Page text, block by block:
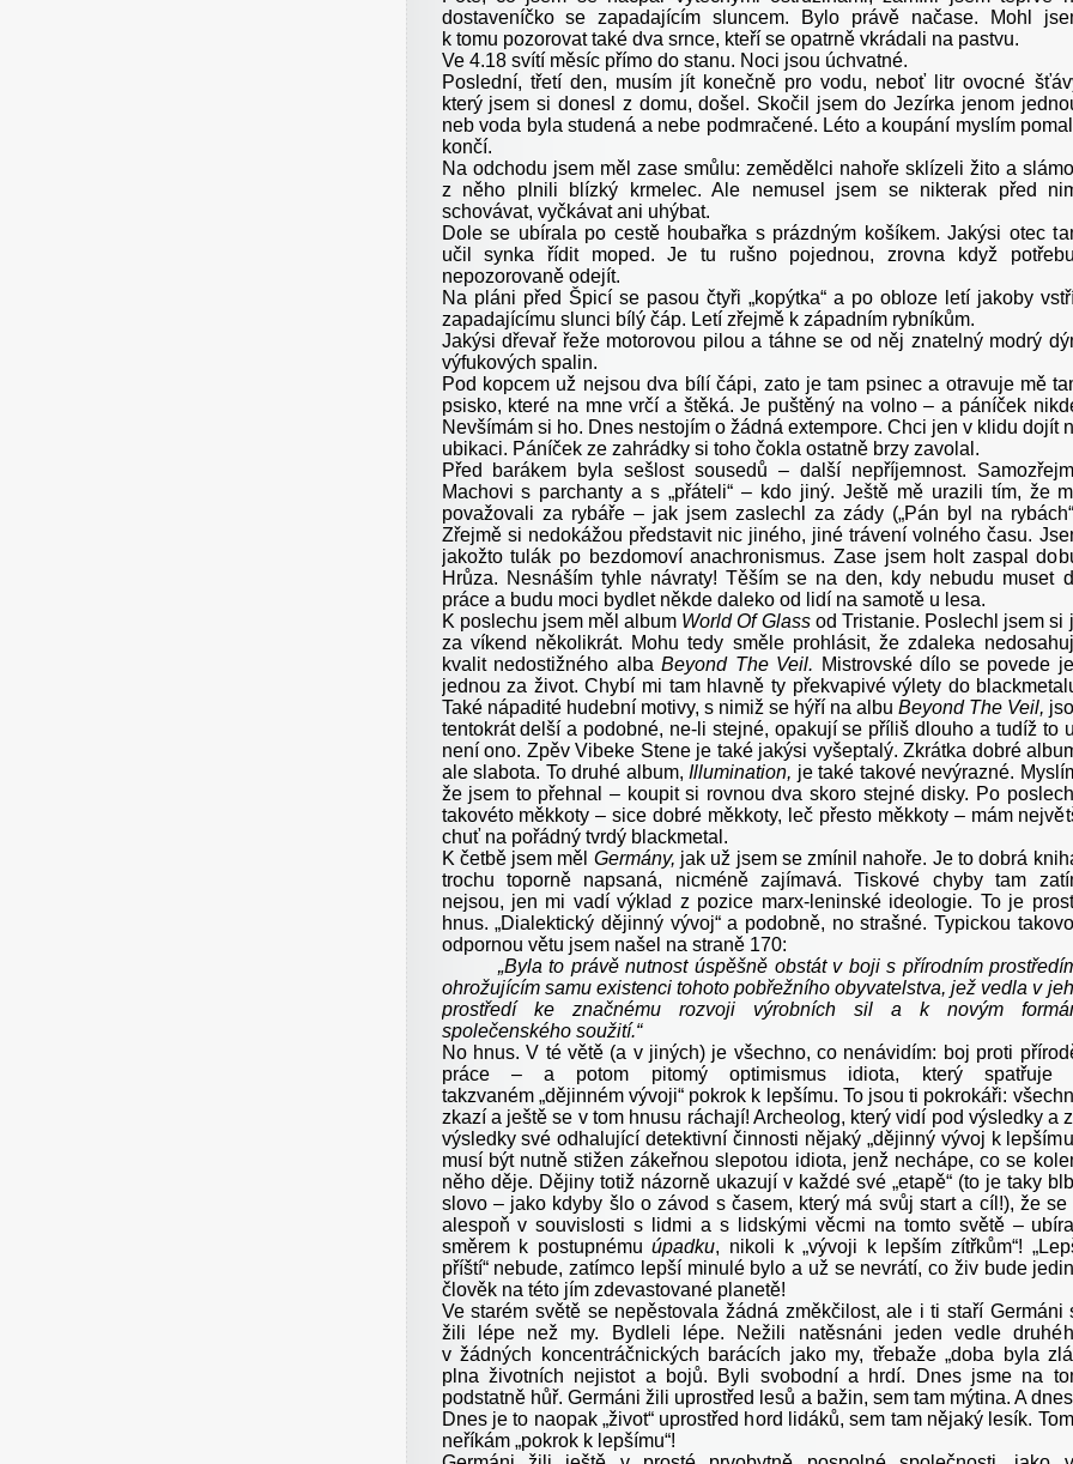
dostaveníčko se zapadajícím sluncem. Bylo právě načase. Mohl
k tomu pozorovat také dva srnce, kteří se opatrně vkrádali na pastvu.
Ve 4.18 svítí měsíc přímo do stanu. Noci jsou úchvatné.
Poslední, třetí den, musím jít konečně pro vodu, neboť litr ovocné
který jsem si donesl z domu, došel. Skočil jsem do Jezírka jenom
neb voda byla studená a nebe podmračené. Léto a koupání myslím
končí.
Na odchodu jsem měl zase smůlu: zemědělci nahoře sklízeli žito a
z něho plnili blízký krmelec. Ale nemusel jsem se nikterak před
schovávat, vyčkávat ani uhýbat.
Dole se ubírala po cestě houbařka s prázdným košíkem. Jakýsi otec
učil synka řídit moped. Je tu rušno pojednou, zrovna když
nepozorovaně odejít.
Na pláni před Špicí se pasou čtyři „kopýtka“ a po obloze letí jakoby
zapadajícímu slunci bílý čáp. Letí zřejmě k západním rybníkům.
Jakýsi dřevař řeže motorovou pilou a táhne se od něj znatelný modrý
výfukových spalin.
Pod kopcem už nejsou dva bílí čápi, zato je tam psinec a otravuje mě
psisko, které na mne vrčí a štěká. Je puštěný na volno – a páníček
Nevšímám si ho. Dnes nestojím o žádná extempore. Chci jen v klidu dojít
ubikaci. Páníček ze zahrádky si toho čokla ostatně brzy zavolal.
Před barákem byla sešlost sousedů – další nepříjemnost.
Machovi s parchanty a s „přáteli“ – kdo jiný. Ještě mě urazili tím, že
považovali za rybáře – jak jsem zaslechl za zády („Pán byl na
Zřejmě si nedokážou představit nic jiného, jiné trávení volného času.
jakožto tulák po bezdomoví anachronismus. Zase jsem holt zaspal
Hrůza. Nesnáším tyhle návraty! Těším se na den, kdy nebudu muset
práce a budu moci bydlet někde daleko od lidí na samotě u lesa.
K poslechu jsem měl album World Of Glass od Tristanie. Poslechl jsem si
za víkend několikrát. Mohu tedy směle prohlásit, že zdaleka
kvalit nedostižného alba Beyond The Veil. Mistrovské dílo se povede
jednou za život. Chybí mi tam hlavně ty překvapivé výlety do
Také nápadité hudební motivy, s nimiž se hýří na albu Beyond The Veil,
tentokrát delší a podobné, ne-li stejné, opakují se příliš dlouho a tudíž to
není ono. Zpěv Vibeke Stene je také jakýsi vyšeptalý. Zkrátka dobré
ale slabota. To druhé album, Illumination, je také takové nevýrazné.
že jsem to přehnal – koupit si rovnou dva skoro stejné disky. Po
takovéto měkkoty – sice dobré měkkoty, leč přesto měkkoty – mám
chuť na pořádný tvrdý blackmetal.
K četbě jsem měl Germány, jak už jsem se zmínil nahoře. Je to dobrá
trochu toporně napsaná, nicméně zajímavá. Tiskové chyby tam
nejsou, jen mi vadí výklad z pozice marx-leninské ideologie. To je
hnus. „Dialektický dějinný vývoj“ a podobně, no strašné. Typickou
odpornou větu jsem našel na straně 170:
„Byla to právě nutnost úspěšně obstát v boji s přírodním
ohrožujícím samu existenci tohoto pobřežního obyvatelstva, jež vedla v
prostředí ke značnému rozvoji výrobních sil a k novým
společenského soužití.“
No hnus. V té větě (a v jiných) je všechno, co nenávidím: boj proti
práce – a potom pitomý optimismus idiota, který spatřuje
takzvaném „dějinném vývoji“ pokrok k lepšímu. To jsou ti pokrokáři:
zkazí a ještě se v tom hnusu ráchají! Archeolog, který vidí pod výsledky a
výsledky své odhalující detektivní činnosti nějaký „dějinný vývoj k
musí být nutně stižen zákeřnou slepotou idiota, jenž nechápe, co se
něho děje. Dějiny totiž názorně ukazují v každé své „etapě“ (to je taky
slovo – jako kdyby šlo o závod s časem, který má svůj start a cíl!), že se
alespoň v souvislosti s lidmi a s lidskými věcmi na tomto světě –
směrem k postupnémuúpadku, nikoli k „vývoji k lepším zítřkům“!
příští“ nebude, zatímco lepší minulé bylo a už se nevrátí, co živ bude
člověk na této jím zdevastované planetě!
Ve starém světě se nepěstovala žádná změkčilost, ale i ti staří Germáni
žili lépe než my. Bydleli lépe. Nežili natěsnáni jeden vedle
v žádných koncentráčnických barácích jako my, třebaže „doba byla
plna životních nejistot a bojů. Byli svobodní a hrdí. Dnes jsme na
podstatně hůř. Germáni žili uprostřed lesů a bažin, sem tam mýtina. A
Dnes je to naopak „život“ uprostřed hord lidáků, sem tam nějaký lesík.
neříkám „pokrok k lepšímu“!